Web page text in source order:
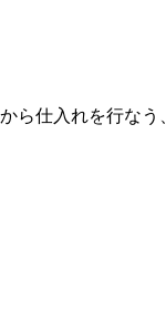
ら仕入れを行な